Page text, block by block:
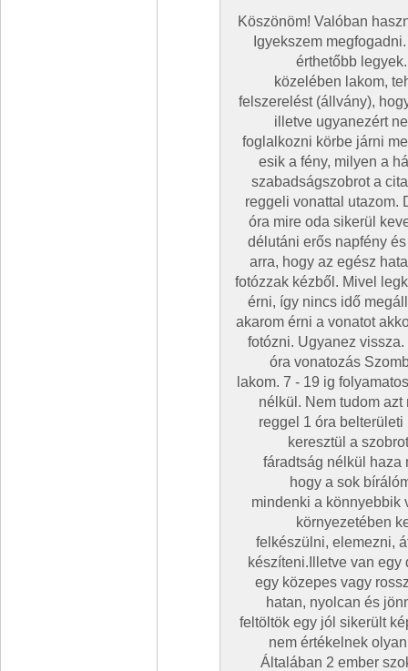
Köszönöm! Valóban
Igyekszem
érthetőbb
közelében lakom,
felszerelést (állvány),
illetve ugyanezért
foglalkozni körbe járni
esik a fény, milyen a
szabadságszobrot a
reggeli vonattal utazom.
óra mire oda sikerül
délutáni erős napfény
arra, hogy az egész
fotózzak kézből. Mivel
érni, így nincs idő
akarom érni a vonatot
fotózni. Ugyanez
óra vonatozás
lakom. 7 - 19 ig
nélkül. Nem tudom
reggel 1 óra
keresztül a
fáradtság nélkül haza
hogy a sok
mindenki a könnyebbik
környezetében
felkészülni, elemezni,
készíteni.Illetve van egy
egy közepes vagy
hatan, nyolcan és
feltöltök egy jól sikerült
nem értékelnek
Általában 2 ember